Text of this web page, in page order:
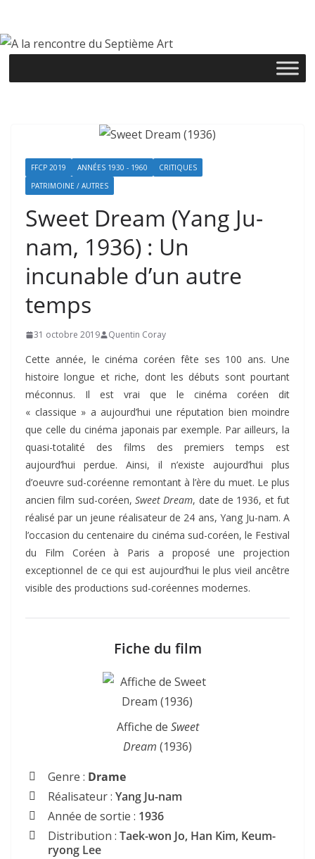
contenu
FFCP 2019 ANNÉES 1930 - 1960
CRITIQUES
PATRIMOINE / AUTRES
Sweet Dream (Yang Ju-
nam, 1936) : Un
incunable d’un autre
temps
31 octobre 2019 Quentin Coray
Cette année, le cinéma coréen fête ses 100 ans. Une
histoire longue et riche, dont les débuts sont pourtant
méconnus. Il est vrai que le cinéma coréen dit
« classique » a aujourd’hui une réputation bien moindre
que celle du cinéma japonais par exemple. Par ailleurs, la
quasi-totalité des films des premiers temps est
aujourd’hui perdue. Ainsi, il n’existe aujourd’hui plus
d’oeuvre sud-coréenne remontant à l’ère du muet. Le plus
ancien film sud-coréen, Sweet Dream, date de 1936, et fut
réalisé par un jeune réalisateur de 24 ans, Yang Ju-nam. A
l’occasion du centenaire du cinéma sud-coréen, le Festival
du Film Coréen à Paris a proposé une projection
exceptionnel de ce qui est aujourd’hui le plus vieil ancêtre
visible des productions sud-coréennes modernes.
Fiche du film
Affiche de Sweet
Dream (1936)
Genre : Drame
Réalisateur : Yang Ju-nam
Année de sortie : 1936
Distribution : Taek-won Jo, Han Kim, Keum-
ryong Lee